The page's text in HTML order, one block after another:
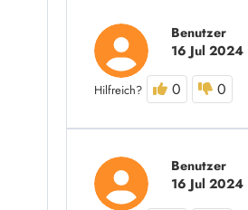
Benutzer
16 Jul 2024
Hilfreich? 0 0
Benutzer
16 Jul 2024